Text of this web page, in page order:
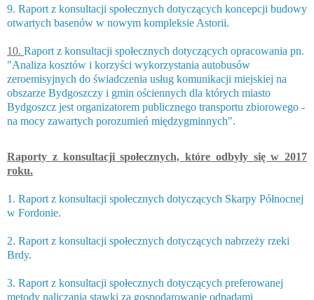
9. Raport z konsultacji społecznych dotyczących koncepcji budowy
otwartych basenów w nowym kompleksie Astorii.
10. Raport z konsultacji społecznych dotyczących opracowania pn.
"Analiza kosztów i korzyści wykorzystania autobusów
zeroemisyjnych do świadczenia usług komunikacji miejskiej na
obszarze Bydgoszczy i gmin ościennych dla których miasto
Bydgoszcz jest organizatorem publicznego transportu zbiorowego -
na mocy zawartych porozumień międzygminnych".
Raporty z konsultacji społecznych, które odbyły się w 2017
roku.
1. Raport z konsultacji społecznych dotyczących Skarpy Północnej
w Fordonie.
2. Raport z konsultacji społecznych dotyczących nabrzeży rzeki
Brdy.
3. Raport z konsultacji społecznych dotyczących preferowanej
metody naliczania stawki za gospodarowanie odpadami